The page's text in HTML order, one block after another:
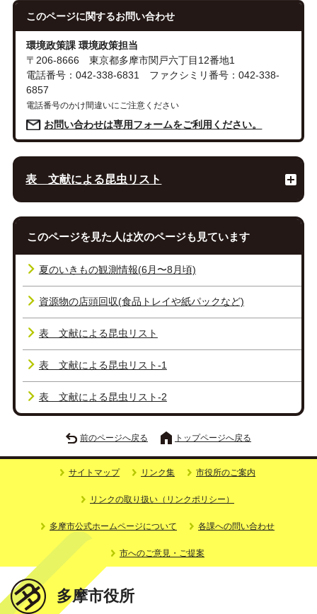
このページに関するお問い合わせ
環境政策課 環境政策担当
〒206-8666 東京都多摩市関戸六丁目12番地1
電話番号：042-338-6831 ファクシミリ番号：042-338-
6857
電話番号のかけ間違いにご注意ください
お問い合わせは専用フォームをご利用ください。
表 文献による昆虫リスト
このページを見た人は次のページも見ています
夏のいきもの観測情報(6月〜8月頃)
資源物の店頭回収(食品トレイや紙パックなど)
表 文献による昆虫リスト
表 文献による昆虫リスト-1
表 文献による昆虫リスト-2
前のページへ戻る トップページへ戻る
サイトマップ リンク集 市役所のご案内
リンクの取り扱い（リンクポリシー）
多摩市公式ホームページについて 各課への問い合わせ
市へのご意見・ご提案
多摩市役所